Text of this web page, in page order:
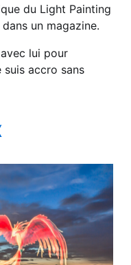
du Light Painting
un magazine.
lui pour
suis accro sans